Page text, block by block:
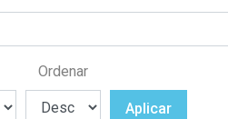
Ordenar
Aplicar